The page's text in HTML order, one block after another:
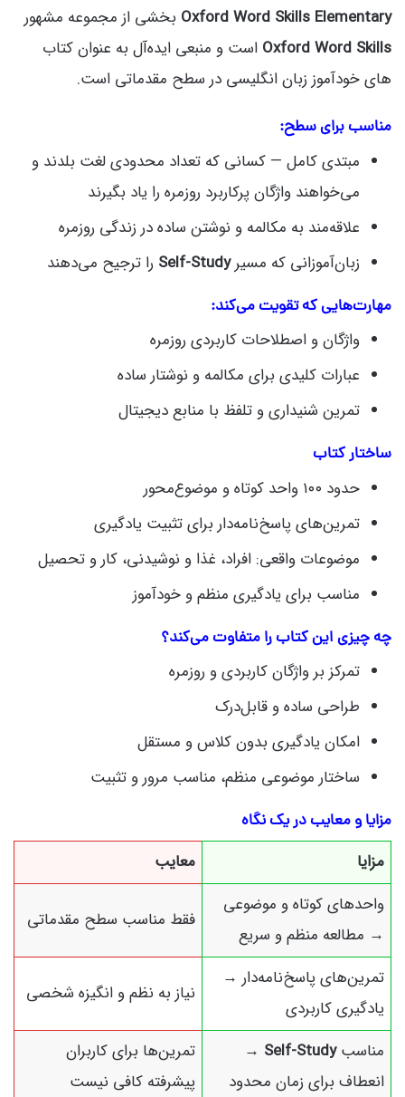
Oxford Word Skills Elementary بخشی از مجموعه مشهور
Oxford Word Skills است و منبعی ایده‌آل به عنوان کتاب
های خودآموز زبان انگلیسی در سطح مقدماتی است.
مناسب برای سطح:
مبتدی کامل — کسانی که تعداد محدودی لغت بلدند و
می‌خواهند واژگان پرکاربرد روزمره را یاد بگیرند
علاقه‌مند به مکالمه و نوشتن ساده در زندگی روزمره
زبان‌آموزانی که مسیرSelf-Study را ترجیح می‌دهند
مهارت‌هایی که تقویت می‌کند:
واژگان و اصطلاحات کاربردی روزمره
عبارات کلیدی برای مکالمه و نوشتار ساده
تمرین شنیداری و تلفظ با منابع دیجیتال
ساختار کتاب
حدود ۱۰۰ واحد کوتاه و موضوع‌محور
تمرین‌های پاسخ‌نامه‌دار برای تثبیت یادگیری
موضوعات واقعی: افراد، غذا و نوشیدنی، کار و تحصیل
مناسب برای یادگیری منظم و خودآموز
چه چیزی این کتاب را متفاوت می‌کند؟
تمرکز بر واژگان کاربردی و روزمره
طراحی ساده و قابل‌درک
امکان یادگیری بدون کلاس و مستقل
ساختار موضوعی منظم، مناسب مرور و تثبیت
مزایا و معایب در یک نگاه
مزایا
معایب
واحدهای کوتاه و موضوعی
→ مطالعه منظم و سریع
فقط مناسب سطح مقدماتی
تمرین‌های پاسخ‌نامه‌دار →
یادگیری کاربردی
نیاز به نظم و انگیزه شخصی
مناسبSelf-Study
→
انعطاف برای زمان محدود
تمرین‌ها برای کاربران
پیشرفته کافی نیست